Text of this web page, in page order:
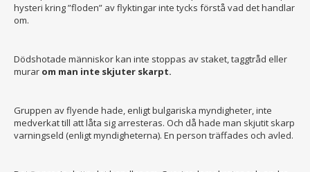
hysteri kring ”floden” av flyktingar inte tycks förstå vad det handlar
om.
Dödshotade människor kan inte stoppas av staket, taggtråd eller
murar om man inte skjuter skarpt.
Gruppen av flyende hade, enligt bulgariska myndigheter, inte
medverkat till att låta sig arresteras. Och då hade man skjutit skarp
varningseld (enligt myndigheterna). En person träffades och avled.